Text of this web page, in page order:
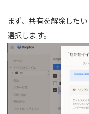
まず、共有を解除した
選択します。